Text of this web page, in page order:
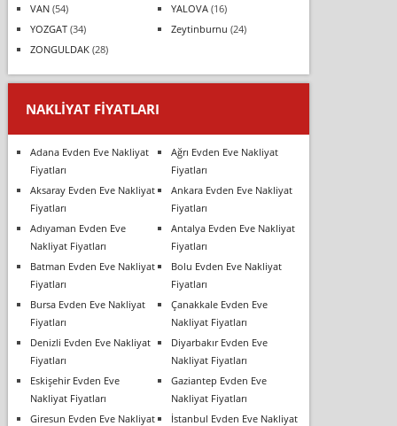
VAN(54) YALOVA(16)
YOZGAT(34) Zeytinburnu (24)
ZONGULDAK(28)
NAKLIYAT FIYATLARI
Adana Evden Eve Nakliyat
Fiyatları
Ağrı Evden Eve Nakliyat
Fiyatları
Aksaray Evden Eve Nakliyat
Fiyatları
Ankara Evden Eve Nakliyat
Fiyatları
Adıyaman Evden Eve
Nakliyat Fiyatları
Antalya Evden Eve Nakliyat
Fiyatları
Batman Evden Eve Nakliyat
Fiyatları
Bolu Evden Eve Nakliyat
Fiyatları
Bursa Evden Eve Nakliyat
Fiyatları
Çanakkale Evden Eve
Nakliyat Fiyatları
Denizli Evden Eve Nakliyat
Fiyatları
Diyarbakır Evden Eve
Nakliyat Fiyatları
Eskişehir Evden Eve
Nakliyat Fiyatları
Gaziantep Evden Eve
Nakliyat Fiyatları
Giresun Evden Eve Nakliyat
İstanbul Evden Eve Nakliyat